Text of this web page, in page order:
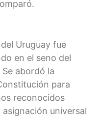
Uruguay fue
en el seno del
abordó la
para
reconocidos
universal